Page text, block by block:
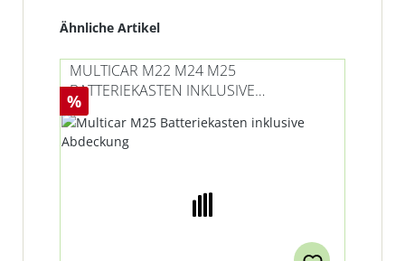
Produktgalerie überspringen
Ähnliche Artikel
Rabatt
%
MULTICAR M22 M24 M25
BATTERIEKASTEN INKLUSIVE
ABDECKUNG